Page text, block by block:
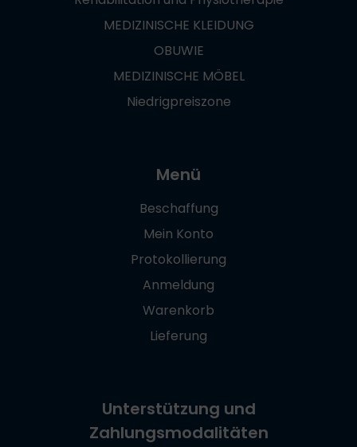
MEDIZINISCHE KLEIDUNG
OBUWIE
MEDIZINISCHE MÖBEL
Niedrigpreiszone
Menü
Beschaffung
Mein Konto
Protokollierung
Anmeldung
Warenkorb
Lieferung
Unterstützung und
Zahlungsmodalitäten